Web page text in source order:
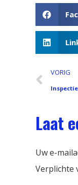
VORIG
Laat
Uw e-
Verplichte